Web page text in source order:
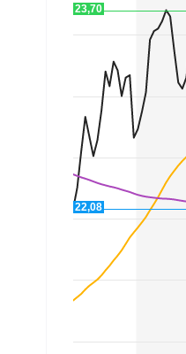
Mein
Mein
Folgen
Kontakt
22,08
23,70